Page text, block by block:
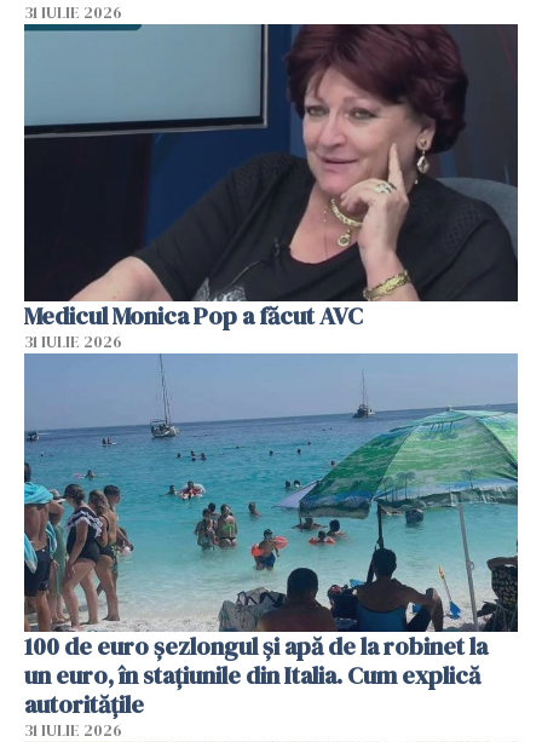
31 IULIE 2026
Medicul Monica Pop a făcut AVC
31 IULIE 2026
100 de euro șezlongul și apă de la robinet la
un euro, în stațiunile din Italia. Cum explică
autoritățile
31 IULIE 2026